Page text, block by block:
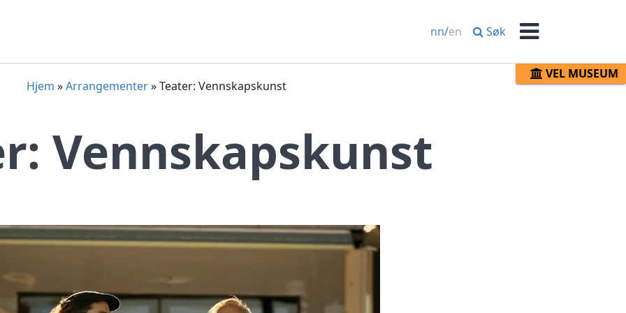
nn/en Søk
Hjem »Arrangementer»Teater: Vennskapskunst
VEL MUSEUM
Vennskapskunst